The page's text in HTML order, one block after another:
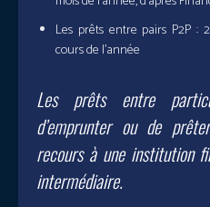
Les prêts entre pairs P2P :
cours de l’année
Les prêts entre
d’emprunter ou de
recours à une institution
intermédiaire.